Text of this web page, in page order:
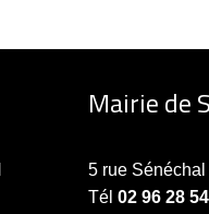
Mairie de
5 rue
Tél02 96 28